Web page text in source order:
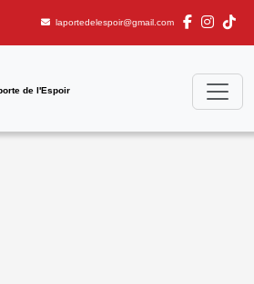
laportedelespoir@gmail.com
de l'Espoir